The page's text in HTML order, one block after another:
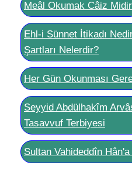
Meâl Okumak Câiz
Ehl-i Sünnet İtikadı
Şartları Nelerdir?
Her Gün Okunması
Seyyid Abdülhakîm
Tasavvuf Terbiyesi
Sultan Vahideddîn